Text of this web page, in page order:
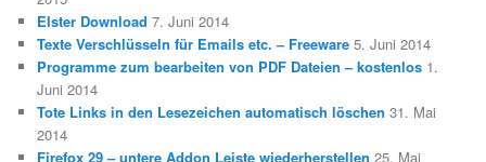
Elster Download 7. Juni 2014
Texte Verschlüsseln für Emails etc. – Freeware 5. Juni 2014
Programme zum bearbeiten von PDF Dateien – kostenlos 1.
Juni 2014
Tote Links in den Lesezeichen automatisch löschen 31. Mai
2014
Firefox 29 – untere Addon Leiste wiederherstellen 25. Mai